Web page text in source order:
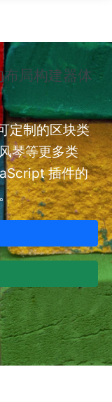
局构建器体
定制的区块类
琴等更多类
插件的
额